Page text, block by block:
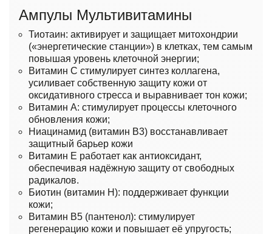
Ампулы Мультивитамины
Тиотаин: активирует и защищает митохондрии
(«энергетические станции») в клетках, тем самым
повышая уровень клеточной энергии;
Витамин C стимулирует синтез коллагена,
усиливает собственную защиту кожи от
оксидативного стресса и выравнивает тон кожи;
Витамин А: стимулирует процессы клеточного
обновления кожи;
Ниацинамид (витамин B3) восстанавливает
защитный барьер кожи
Витамин E работает как антиоксидант,
обеспечивая надёжную защиту от свободных
радикалов.
Биотин (витамин Н): поддерживает функции
кожи;
Витамин B5 (пантенол): стимулирует
регенерацию кожи и повышает её упругость;